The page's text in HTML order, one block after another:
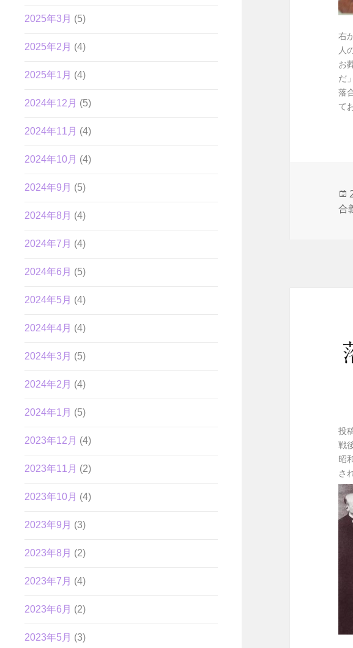
2025年3月 (5)
2025年2月 (4)
2025年1月 (4)
2024年12月 (5)
2024年11月 (4)
2024年10月 (4)
2024年9月 (5)
2024年8月 (4)
2024年7月 (4)
2024年6月 (5)
2024年5月 (4)
2024年4月 (4)
2024年3月 (5)
2024年2月 (4)
2024年1月 (5)
2023年12月 (4)
2023年11月 (2)
2023年10月 (4)
2023年9月 (3)
2023年8月 (2)
2023年7月 (4)
2023年6月 (2)
2023年5月 (3)
右
人
お
だ
落
て
合
投
戦
昭
さ